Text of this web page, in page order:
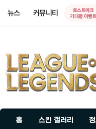
뉴스 커뮤니티
로스트아크
기대평 이벤트
홈 스킨 갤러리